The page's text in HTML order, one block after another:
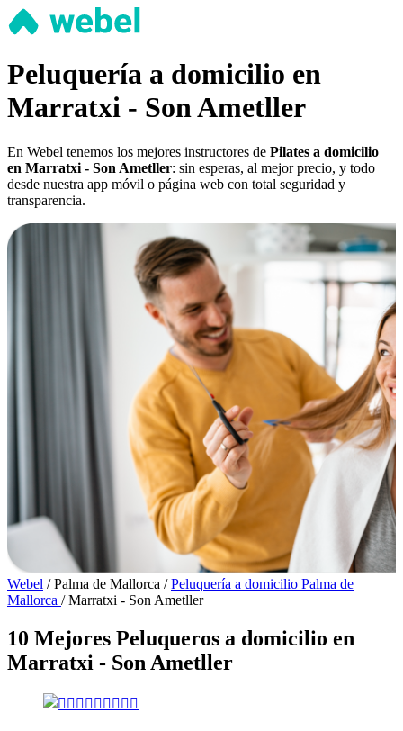
Peluquería a domicilio en
Marratxi - Son Ametller
En Webel tenemos los mejores instructores de Pilates a domicilio
en Marratxi - Son Ametller: sin esperas, al mejor precio, y todo
desde nuestra app móvil o página web con total seguridad y
transparencia.
Webel / Palma de Mallorca / Peluquería a domicilio Palma de
Mallorca / Marratxi - Son Ametller
10 Mejores Peluqueros a domicilio en
Marratxi - Son Ametller